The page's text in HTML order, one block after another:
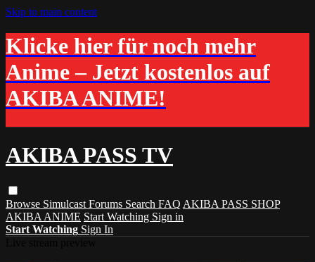
Skip to main content
Klicke hier für noch mehr
Anime – Jetzt kostenlos auf
AKIBA ANIME!
AKIBA PASS TV
Browse Simulcast Forums Search FAQ AKIBA PASS SHOP
AKIBA ANIME Start Watching Sign in
Start Watching Sign In